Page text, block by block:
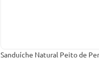
Sanduíche Natural Peito de